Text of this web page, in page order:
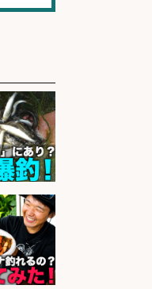
店
を
気に!
とお
ボックス
でヒ